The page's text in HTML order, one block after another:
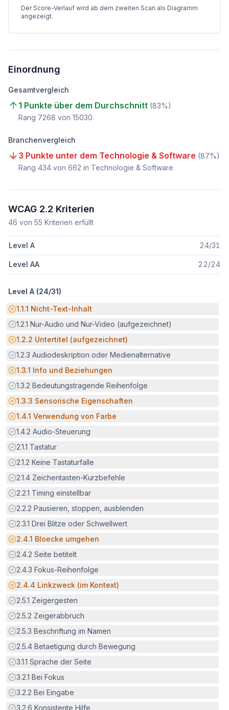
Der Score-Verlauf wird ab dem zweiten Scan als Diagramm
angezeigt.
Einordnung
Gesamtvergleich
1 Punkte über dem Durchschnitt (83%)
Rang 7268 von 15030
Branchenvergleich
3 Punkte unter dem Technologie & Software (87%)
Rang 434 von 662 in Technologie & Software
WCAG 2.2 Kriterien
46 von 55 Kriterien erfüllt
Level A 24/31
Level AA 22/24
Level A (24/31)
Potenzielle Barriere:
1.1.1 Nicht-Text-Inhalt
Erfüllt:
1.2.1 Nur-Audio und Nur-Video (aufgezeichnet)
Potenzielle Barriere:
1.2.2 Untertitel (aufgezeichnet)
Erfüllt:
1.2.3 Audiodeskription oder Medienalternative
Potenzielle Barriere:
1.3.1 Info und Beziehungen
Erfüllt:
1.3.2 Bedeutungstragende Reihenfolge
Potenzielle Barriere:
1.3.3 Sensorische Eigenschaften
Potenzielle Barriere:
1.4.1 Verwendung von Farbe
Erfüllt:
1.4.2 Audio-Steuerung
Erfüllt:
2.1.1 Tastatur
Erfüllt:
2.1.2 Keine Tastaturfalle
Erfüllt:
2.1.4 Zeichentasten-Kurzbefehle
Erfüllt:
2.2.1 Timing einstellbar
Erfüllt:
2.2.2 Pausieren, stoppen, ausblenden
Erfüllt:
2.3.1 Drei Blitze oder Schwellwert
Potenzielle Barriere:
2.4.1 Bloecke umgehen
Erfüllt:
2.4.2 Seite betitelt
Erfüllt:
2.4.3 Fokus-Reihenfolge
Potenzielle Barriere:
2.4.4 Linkzweck (im Kontext)
Erfüllt:
2.5.1 Zeigergesten
Erfüllt:
2.5.2 Zeigerabbruch
Erfüllt:
2.5.3 Beschriftung im Namen
Erfüllt:
2.5.4 Betaetigung durch Bewegung
Erfüllt:
3.1.1 Sprache der Seite
Erfüllt:
3.2.1 Bei Fokus
Erfüllt:
3.2.2 Bei Eingabe
Erfüllt:
3.2.6 Konsistente Hilfe